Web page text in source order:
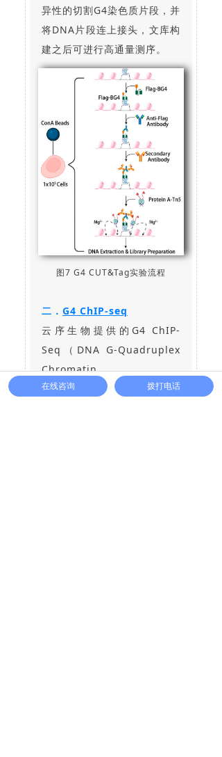
异性的切割G4染色质片段，并
将DNA片段连上接头，文库构
建之后可进行高通量测序。
图7 G4 CUT&Tag实验流程
二． G4 ChIP-seq
云序生物提供的G4 ChIP-
Seq（DNA G-Quadruplex
Chromatin
Immunoprecipitation
在线咨询 拨打电话